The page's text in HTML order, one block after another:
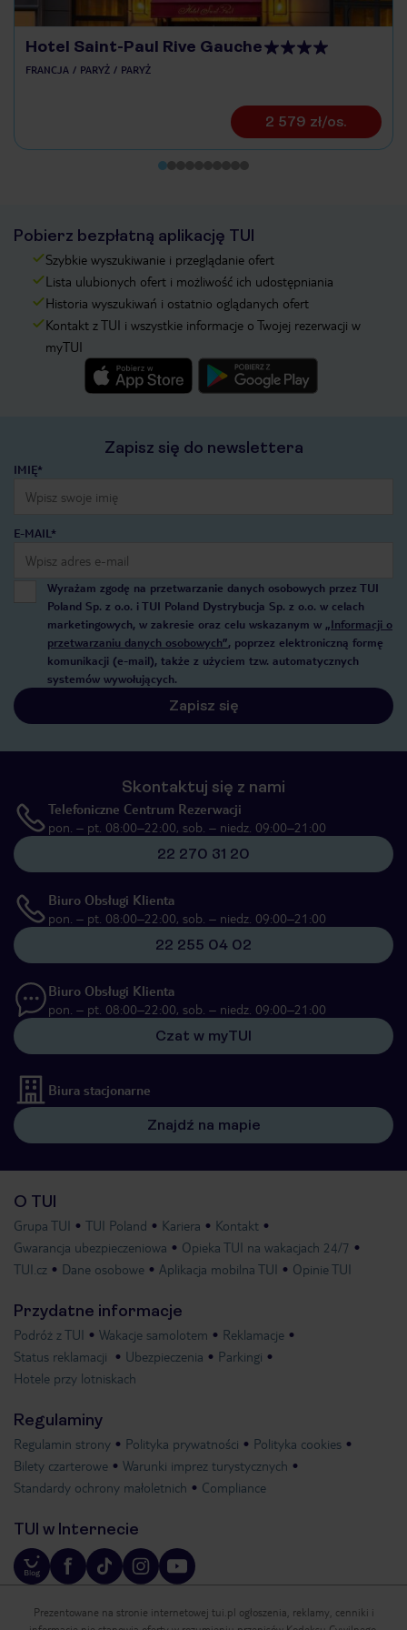
Hotel Saint-Paul Rive Gauche
FRANCJA PARYŻ PARYŻ
2 579 zł/os.
Pobierz bezpłatną aplikację TUI
Szybkie wyszukiwanie i przeglądanie ofert
Lista ulubionych ofert i możliwość ich udostępniania
Historia wyszukiwań i ostatnio oglądanych ofert
Kontakt z TUI i wszystkie informacje o Twojej rezerwacji w
myTUI
Zapisz się do newslettera
IMIĘ*
E-MAIL*
Wyrażam zgodę na przetwarzanie danych osobowych przez TUI
Poland Sp. z o.o. i TUI Poland Dystrybucja Sp. z o.o. w celach
marketingowych, w zakresie oraz celu wskazanym w „Informacji o
przetwarzaniu danych osobowych”, poprzez elektroniczną formę
komunikacji (e-mail), także z użyciem tzw. automatycznych
systemów wywołujących.
Zapisz się
Skontaktuj się z nami
Telefoniczne Centrum Rezerwacji
pon. – pt. 08:00–22:00, sob. – niedz. 09:00–21:00
22 270 31 20
Biuro Obsługi Klienta
pon. – pt. 08:00–22:00, sob. – niedz. 09:00–21:00
22 255 04 02
Biuro Obsługi Klienta
pon. – pt. 08:00–22:00, sob. – niedz. 09:00–21:00
Czat w myTUI
Biura stacjonarne
Znajdź na mapie
O TUI
Grupa TUI TUI Poland Kariera
Kontakt
Gwarancja ubezpieczeniowa
Opieka TUI na wakacjach 24/7
TUI.cz
Dane osobowe Aplikacja mobilna TUI Opinie TUI
Przydatne informacje
Podróż z TUI Wakacje samolotem
Reklamacje
Status reklamacji
Ubezpieczenia
Parkingi
Hotele przy lotniskach
Regulaminy
Regulamin strony Polityka prywatności
Polityka cookies
Bilety czarterowe
Warunki imprez turystycznych
Standardy ochrony małoletnich
Compliance
TUI w Internecie
Prezentowane na stronie internetowej tui.pl ogłoszenia, reklamy, cenniki i